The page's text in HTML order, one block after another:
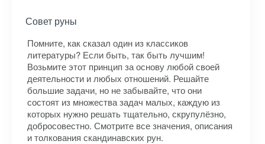
Совет руны
Помните, как сказал один из классиков
литературы? Если быть, так быть лучшим!
Возьмите этот принцип за основу любой своей
деятельности и любых отношений. Решайте
большие задачи, но не забывайте, что они
состоят из множества задач малых, каждую из
которых нужно решать тщательно, скрупулёзно,
добросовестно. Смотрите все значения, описания
и толкования скандинавских рун.